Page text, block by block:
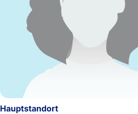
Hauptstandort